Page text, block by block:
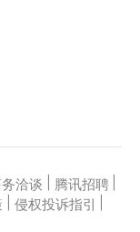
洽谈 腾讯招聘
侵权投诉指引